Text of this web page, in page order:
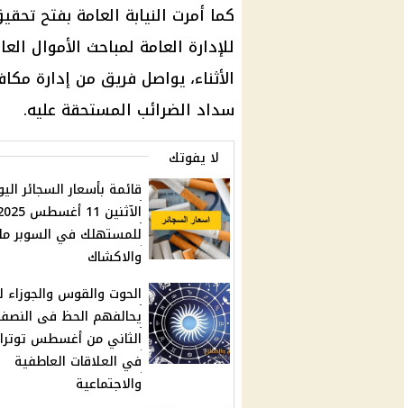
كما أمرت النيابة العامة بفتح
للإدارة العامة لمباحث
الأثناء، يواصل فريق من إدارة
سداد الضرائب المستحقة عليه.
لا يفوتك
قائمة بأسعار السجائر
الآثنين 11
للمستهلك في السوبر
والاكشاك
الحوت والقوس والجوزاء
يحالفهم الحظ فى
الثاني من أغسطس
في العلاقات العاطفية
والاجتماعية